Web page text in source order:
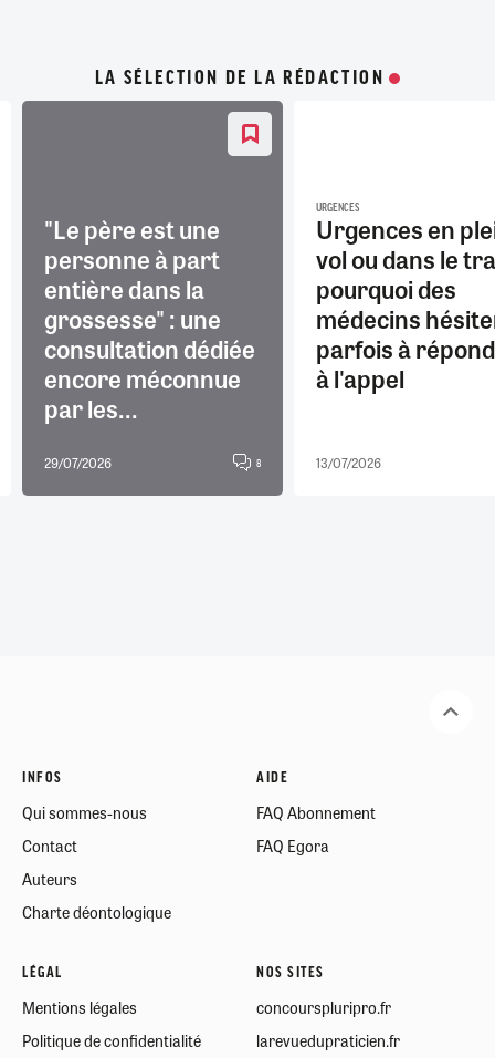
LA SÉLECTION DE LA RÉDACTION
"Le père est une
personne à part
entière dans la
grossesse" : une
consultation dédiée
encore méconnue
par les...
29/07/2026 8
URGENCES
Urgences en
vol ou dans le
pourquoi des
médecins
parfois à
à l'appel
13/07/2026
INFOS
Qui sommes-nous
Contact
Auteurs
Charte déontologique
AIDE
FAQ Abonnement
FAQ Egora
LÉGAL
Mentions légales
Politique de confidentialité
NOS SITES
concourspluripro.fr
larevuedupraticien.fr